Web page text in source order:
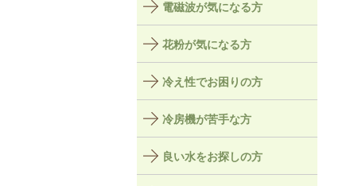
電磁波が気になる方
花粉が気になる方
冷え性でお困りの方
冷房機が苦手な方
良い水をお探しの方